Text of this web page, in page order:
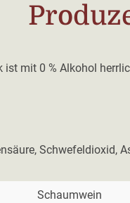
ist mit 0 % Alkohol
Schwefeldioxid,
Schaumwein